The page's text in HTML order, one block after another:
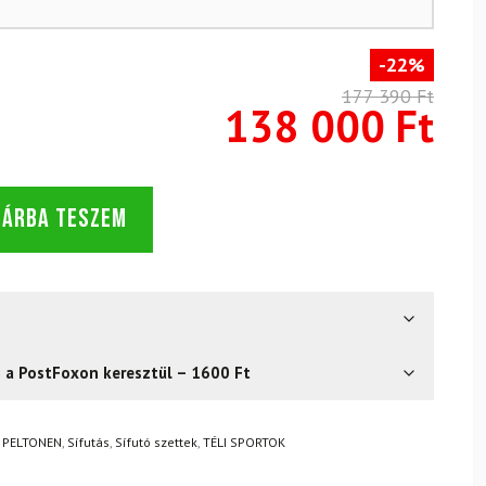
-22%
177 390 Ft
138 000 Ft
TESZEM
a PostFoxon keresztül – 1600 Ft
gond – a terméket egyszerűen visszaküldheti 14
Mik a visszaküldés feltételei?
PELTONEN Sífutás Sífutó szettek, TÉLI SPORTOK